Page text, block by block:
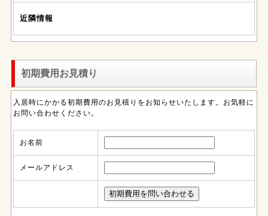
近隣情報
初期費用お見積り
入居時にかかる初期費用のお見積りをお知らせいたします。お気軽に
お問い合わせください。
お名前
メールアドレス